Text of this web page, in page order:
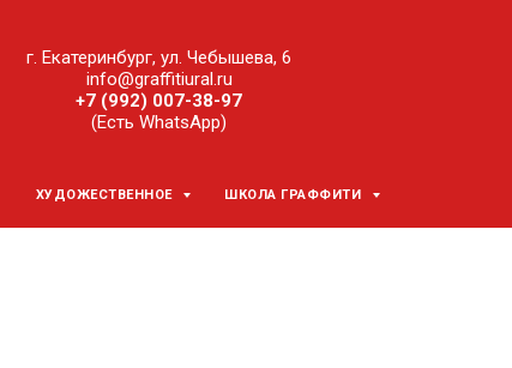
г. Екатеринбург, ул. Чебышева, 6
info@graffitiural.ru
+7 (992) 007-38-97
(Есть WhatsApp)
ХУДОЖЕСТВЕННОЕ
ШКОЛА ГРАФФИТИ